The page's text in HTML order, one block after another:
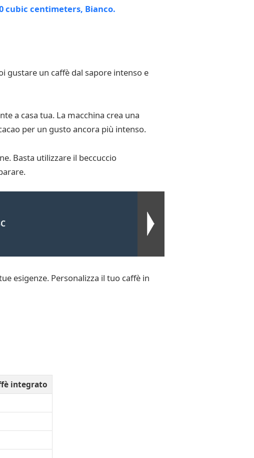
gustare un caffè dal sapore intenso e
a casa tua. La macchina crea una
per un gusto ancora più intenso.
Basta utilizzare il beccuccio
esigenze. Personalizza il tuo caffè in
integrato